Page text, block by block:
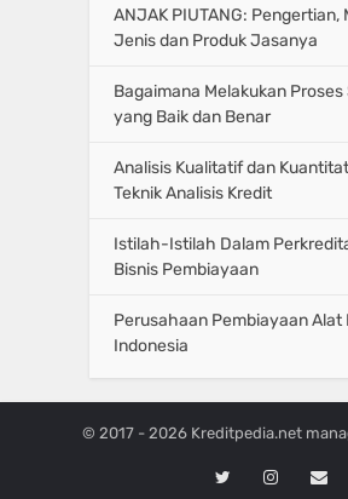
ANJAK PIUTANG: Pengertian,
Jenis dan Produk Jasanya
Bagaimana Melakukan
yang Baik dan Benar
Analisis Kualitatif dan
Teknik Analisis Kredit
Istilah-Istilah Dalam
Bisnis Pembiayaan
Perusahaan Pembiayaan Alat
Indonesia
© 2017 - 2026 Kreditpedia.net